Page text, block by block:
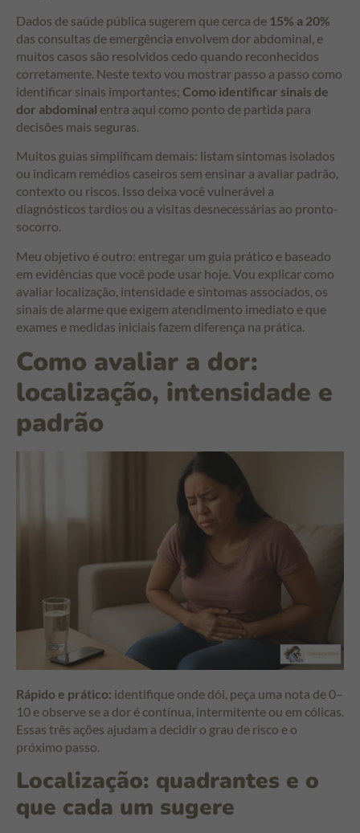
Dados de saúde pública sugerem que cerca de 15% a 20%
das consultas de emergência envolvem dor abdominal, e
muitos casos são resolvidos cedo quando reconhecidos
corretamente. Neste texto vou mostrar passo a passo como
identificar sinais importantes; Como identificar sinais de
dor abdominal entra aqui como ponto de partida para
decisões mais seguras.
Muitos guias simplificam demais: listam sintomas isolados
ou indicam remédios caseiros sem ensinar a avaliar padrão,
contexto ou riscos. Isso deixa você vulnerável a
diagnósticos tardios ou a visitas desnecessárias ao pronto-
socorro.
Meu objetivo é outro: entregar um guia prático e baseado
em evidências que você pode usar hoje. Vou explicar como
avaliar localização, intensidade e sintomas associados, os
sinais de alarme que exigem atendimento imediato e que
exames e medidas iniciais fazem diferença na prática.
Como avaliar a dor:
localização, intensidade e
padrão
Rápido e prático: identifique onde dói, peça uma nota de 0–
10 e observe se a dor é contínua, intermitente ou em cólicas.
Essas três ações ajudam a decidir o grau de risco e o
próximo passo.
Localização: quadrantes e o
que cada um sugere